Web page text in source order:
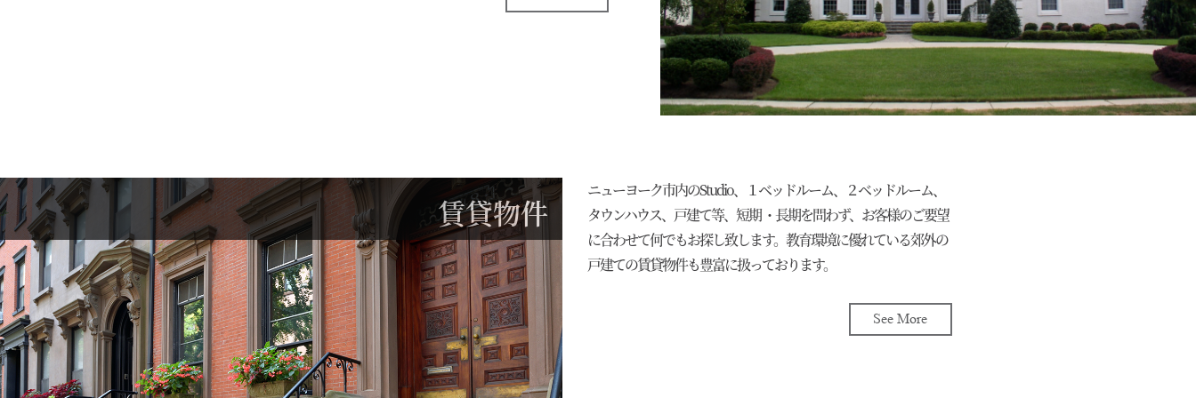
賃貸物件
ニューヨーク市内のStudio、１ベッドルーム、２ベッドルーム、
タウンハウス、戸建て等、短期 ・長期を問わず、お客様のご要望
に合わせて何でもお探し致します。教育環境に優れている郊外の
戸建ての賃貸物件も豊富に扱っております。
See More